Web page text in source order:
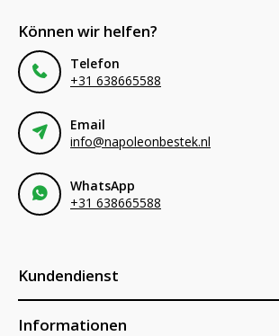
Können wir helfen?
Telefon
+31 638665588
Email
info@napoleonbestek.nl
WhatsApp
+31 638665588
Kundendienst
Informationen